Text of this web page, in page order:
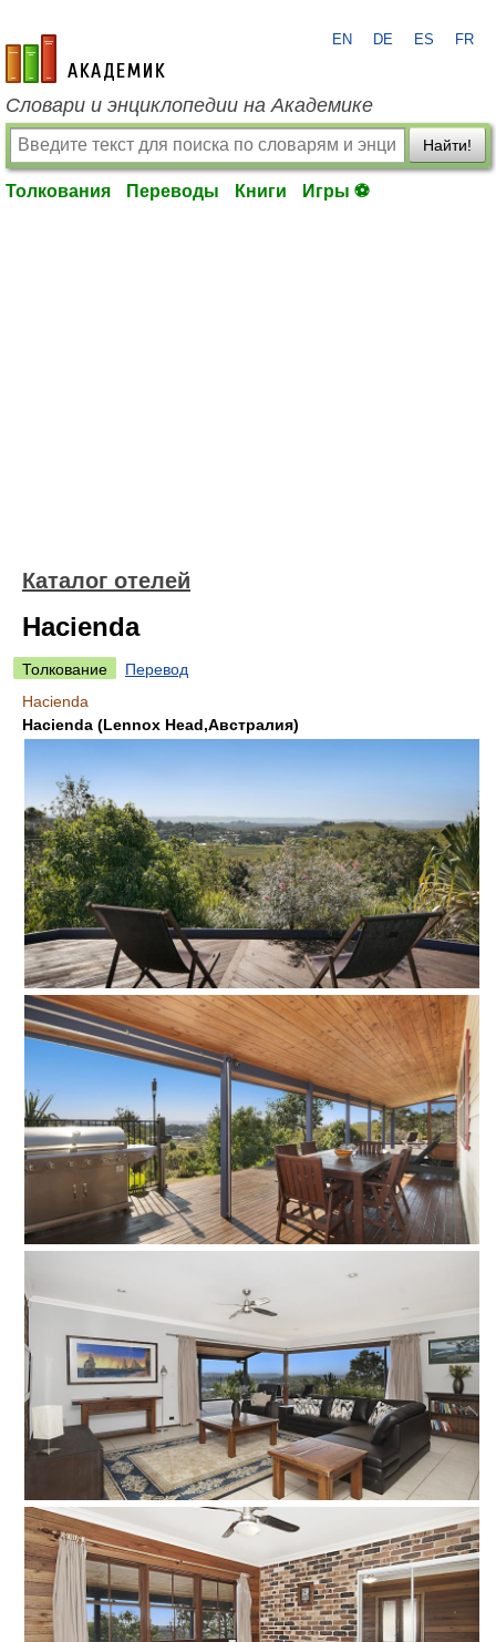
academic.ru
EN DE ES FR
Словари и энциклопедии на Академике
Найти!
Толкования Переводы Книги Игры ⚽
Каталог отелей
Hacienda
Толкование
Перевод
Hacienda
Hacienda (Lennox Head,Австралия)